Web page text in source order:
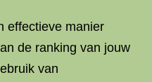
effectieve manier
de ranking van jouw
van